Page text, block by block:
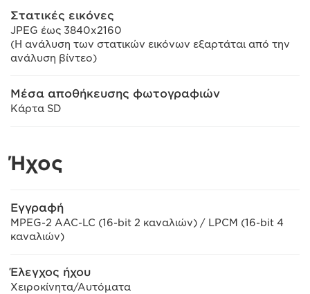
Στατικές εικόνες
JPEG έως 3840x2160
(Η ανάλυση των στατικών εικόνων εξαρτάται από την
ανάλυση βίντεο)
Μέσα αποθήκευσης φωτογραφιών
Κάρτα SD
Ήχος
Εγγραφή
MPEG-2 AAC-LC (16-bit 2 καναλιών) / LPCM (16-bit 4
καναλιών)
Έλεγχος ήχου
Χειροκίνητα/Αυτόματα